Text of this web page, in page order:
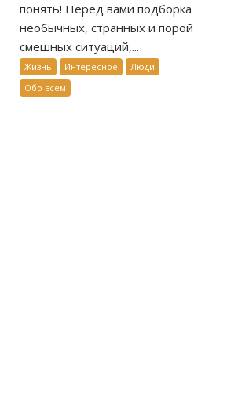
понять! Перед вами подборка
необычных, странных и порой
смешных ситуаций,...
Жизнь Интересное
Люди
Обо всем